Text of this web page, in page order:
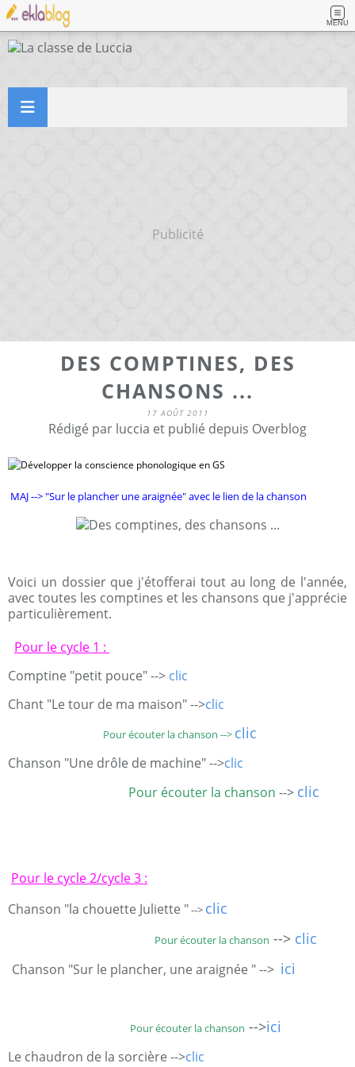
MENU
Publicité
DES COMPTINES, DES
CHANSONS ...
17 AOÛT 2011
Rédigé par luccia et publié depuis Overblog
MAJ --> "Sur le plancher une araignée" avec le lien de la chanson
Voici un dossier que j'étofferai tout au long de l'année,
avec toutes les comptines et les chansons que j'apprécie
particulièrement.
Pour le cycle 1 :
Comptine "petit pouce" --> clic
Chant "Le tour de ma maison" -->clic
Pour écouter la chanson --> clic
Chanson "Une drôle de machine" -->clic
Pour écouter la chanson --> clic
Pour le cycle 2/cycle 3 :
Chanson "la chouette Juliette "--> clic
Pour écouter la chanson --> clic
Chanson "Sur le plancher, une araignée " --> ici
Pour écouter la chanson -->ici
Le chaudron de la sorcière -->clic